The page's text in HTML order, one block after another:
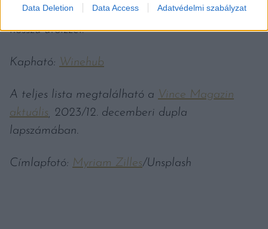
Data Deletion Data Access Adatvédelmi szabályzat
fűszerességgel. Kellemesen telt korty, egészen
hosszú utóízzel.
Kapható: Winehub
A teljes lista megtalálható a Vince Magazin
aktuális , 2023/12. decemberi dupla
lapszámában.
Címlapfotó: Myriam Zilles/Unsplash